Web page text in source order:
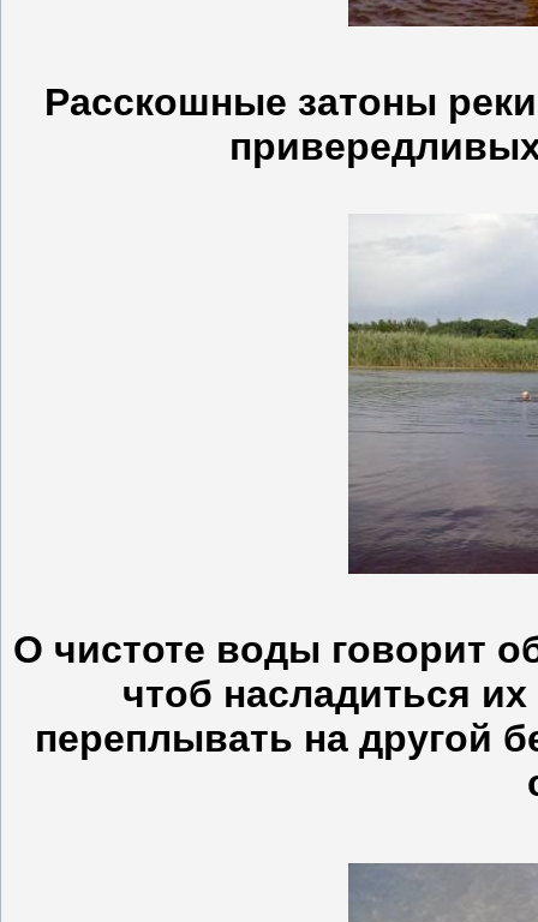
Расскошные затоны
О чистоте воды говорит
чтоб насладиться
переплывать на другой